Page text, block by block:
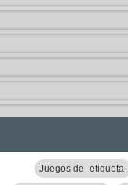
Juegos de -etiqueta-